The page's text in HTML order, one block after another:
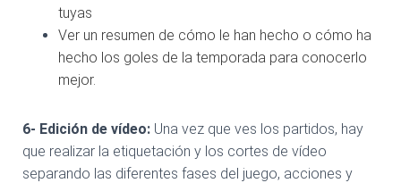
tuyas
Ver un resumen de cómo le han hecho o cómo ha
hecho los goles de la temporada para conocerlo
mejor.
6- Edición de vídeo: Una vez que ves los partidos, hay
que realizar la etiquetación y los cortes de vídeo
separando las diferentes fases del juego, acciones y